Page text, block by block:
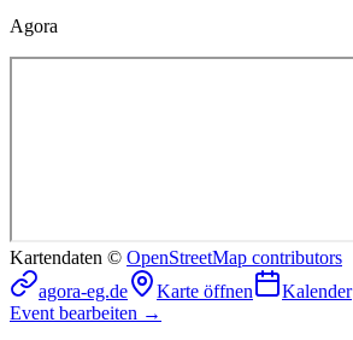
Agora
Kartendaten © OpenStreetMap contributors
agora-eg.de
Karte öffnen
Kalender
Event bearbeiten →